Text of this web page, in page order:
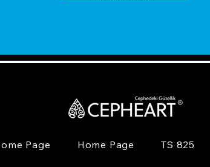
Page Home Page TS 825